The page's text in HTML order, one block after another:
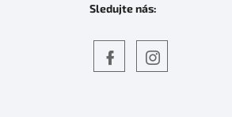
Sledujte nás: